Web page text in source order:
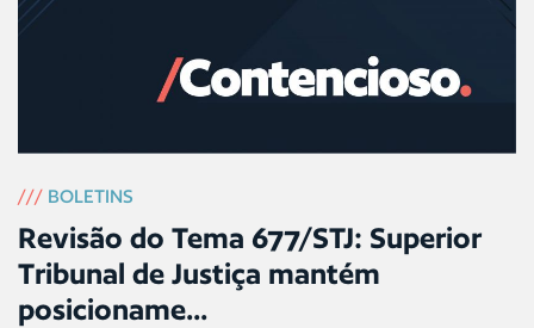
/// BOLETINS
Revisão do Tema 677/STJ: Superior
Tribunal de Justiça mantém
posicioname...